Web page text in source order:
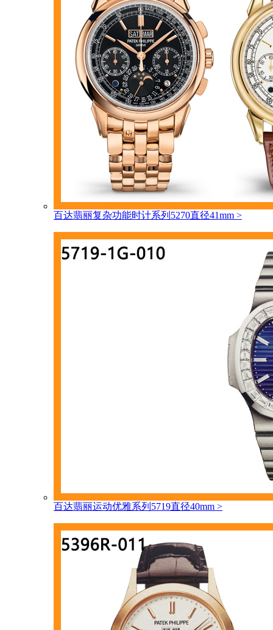
百达翡丽复杂功能时计系列5270直径41mm >
百达翡丽运动优雅系列5719直径40mm >